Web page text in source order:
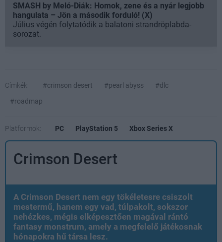
SMASH by Meló-Diák: Homok, zene és a nyár legjobb
hangulata – Jön a második forduló! (X)
Július végén folytatódik a balatoni strandröplabda-
sorozat.
Címkék: #crimson desert #pearl abyss
#dlc
#roadmap
Platformok: PC PlayStation 5 Xbox Series X
Crimson Desert
A Crimson Desert nem egy tökéletesre csiszolt
mestermű, hanem egy vad, túlpakolt, sokszor
nehézkes, mégis elképesztően magával rántó
fantasy monstrum, amely a megfelelő játékosnak
hónapokra hű társa lesz.